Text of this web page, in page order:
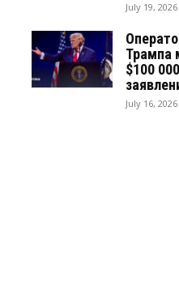
July 19, 2026
Трампа
$100
July 16, 2026